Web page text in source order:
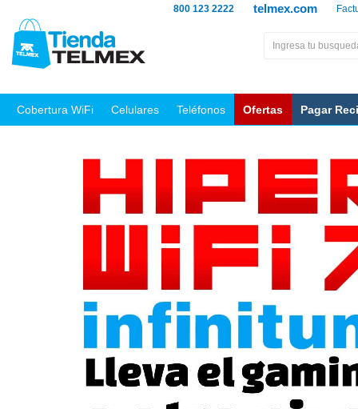
telmex.com
800 123 2222
Cobertura WiFi Celulares Teléfonos Ofertas Pagar